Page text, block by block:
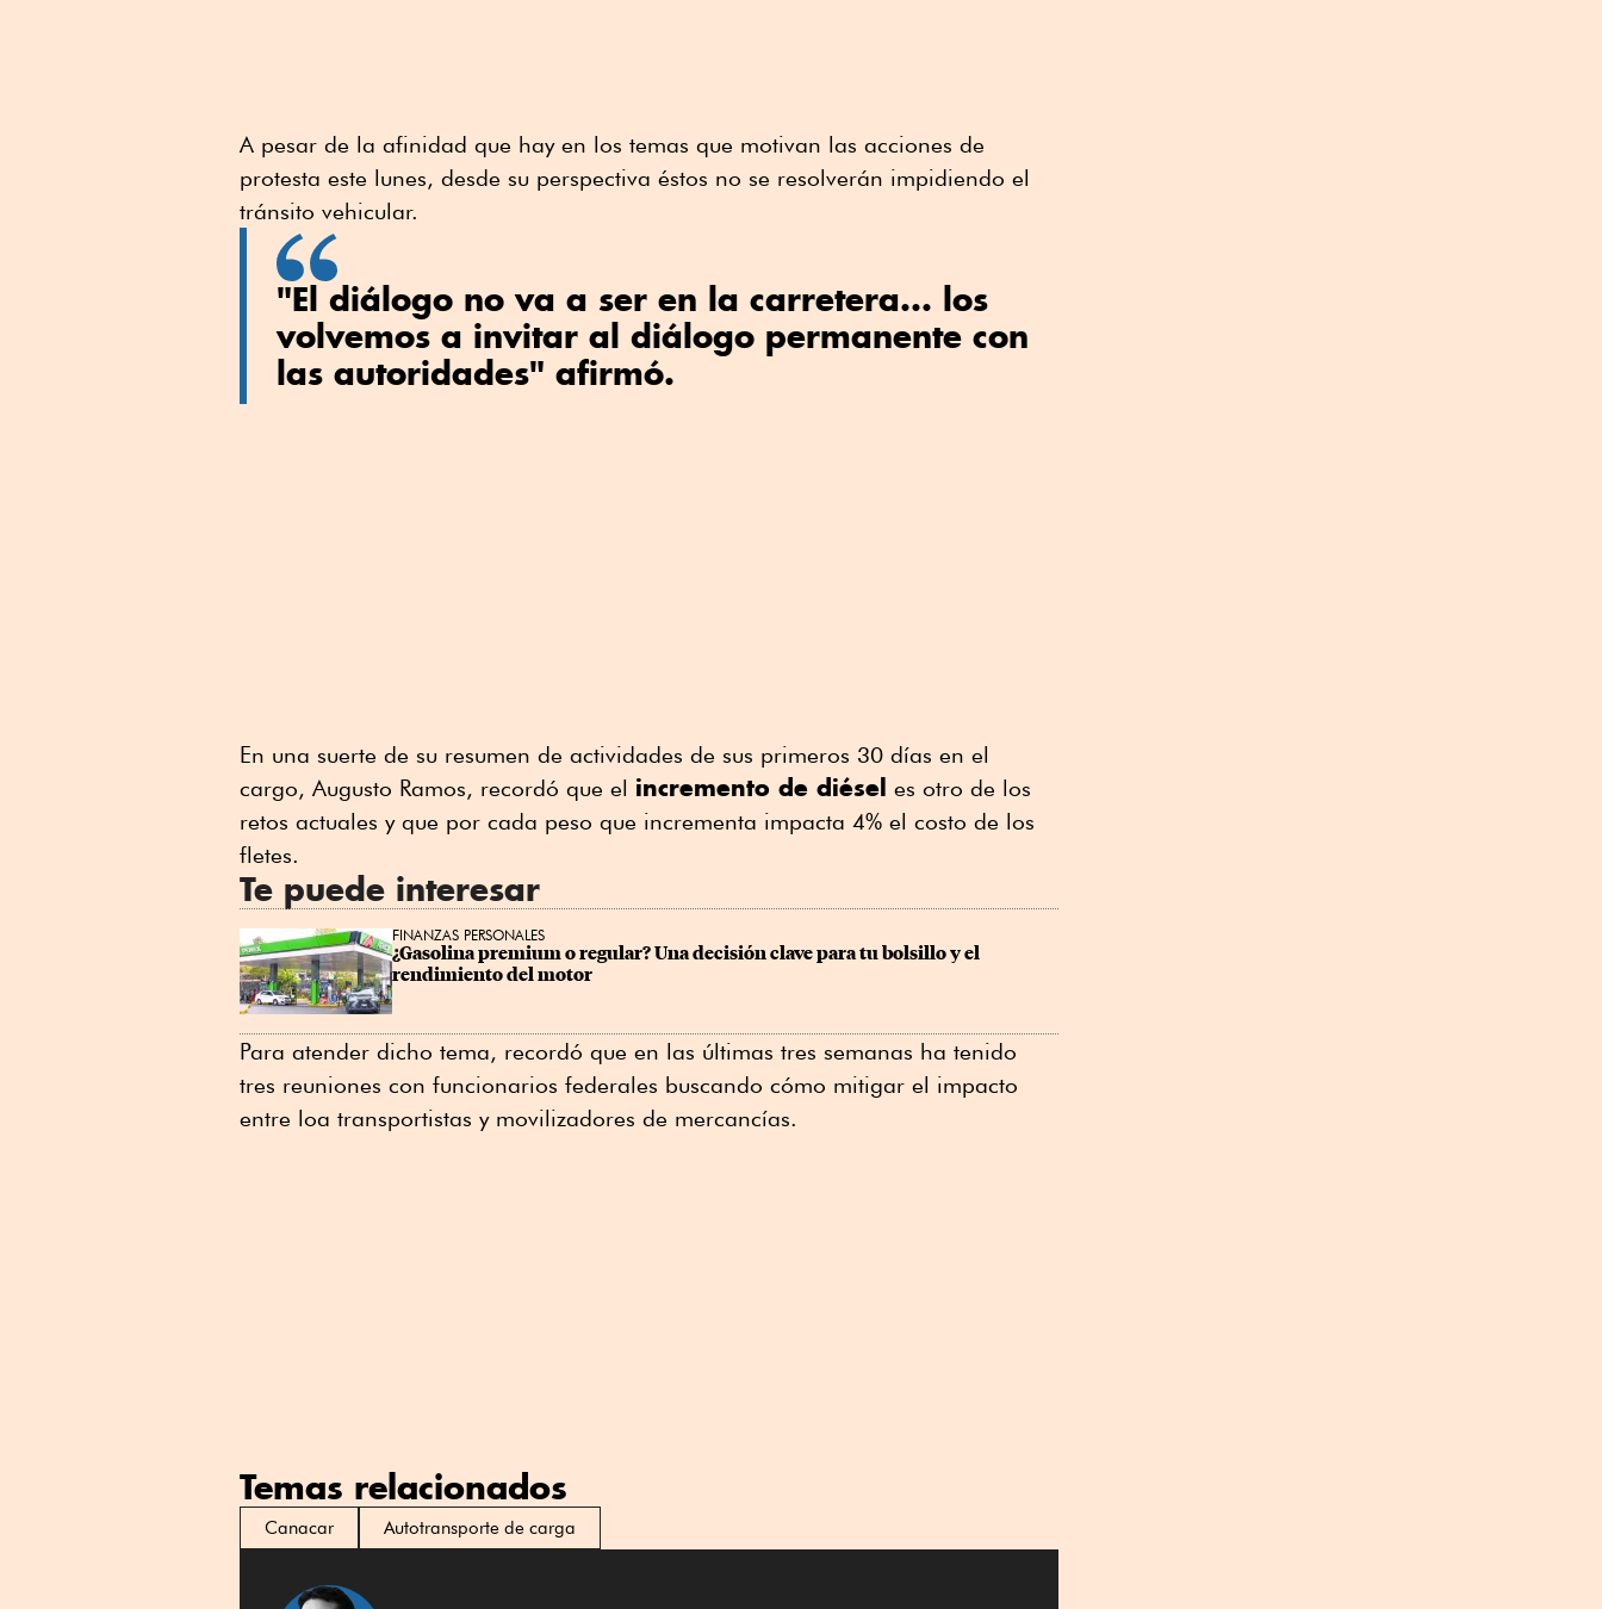
A pesar de la afinidad que hay en los temas que motivan las acciones de
protesta este lunes, desde su perspectiva éstos no se resolverán impidiendo el
tránsito vehicular.
"El diálogo no va a ser en la carretera... los
volvemos a invitar al diálogo permanente con
las autoridades" afirmó.
En una suerte de su resumen de actividades de sus primeros 30 días en el
cargo, Augusto Ramos, recordó que el incremento de diésel es otro de los
retos actuales y que por cada peso que incrementa impacta 4% el costo de los
fletes.
Te puede interesar
FINANZAS PERSONALES
¿Gasolina premium o regular? Una decisión clave para tu bolsillo y el
rendimiento del motor
Para atender dicho tema, recordó que en las últimas tres semanas ha tenido
tres reuniones con funcionarios federales buscando cómo mitigar el impacto
entre loa transportistas y movilizadores de mercancías.
Temas relacionados
Canacar Autotransporte de carga